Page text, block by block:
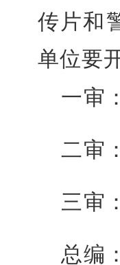
传片和
单位要
一审
二审
三审
总编